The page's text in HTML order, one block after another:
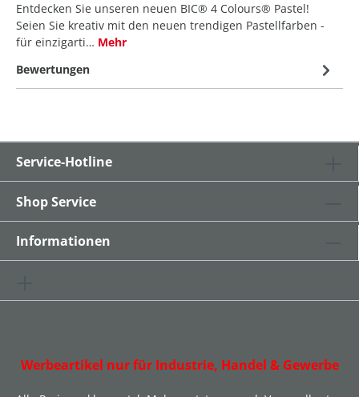
Entdecken Sie unseren neuen BIC® 4 Colours® Pastel!
Seien Sie kreativ mit den neuen trendigen Pastellfarben -
für einzigarti… Mehr
Bewertungen
Service-Hotline
Shop Service
Informationen
Werbeartikel nur für Industrie, Handel & Gewerbe